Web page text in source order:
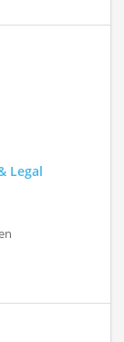
Legal